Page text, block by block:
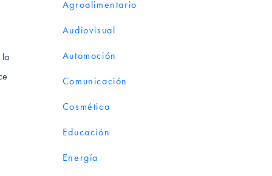
la
Agroalimentario
Audiovisual
Automoción
Comunicación
Cosmética
Educación
Energía